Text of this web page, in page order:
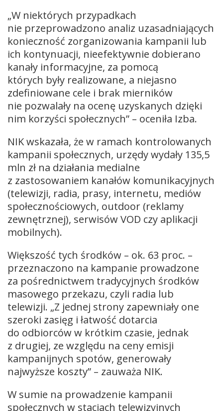
„W niektórych przypadkach
nie przeprowadzono analiz uzasadniających
konieczność zorganizowania kampanii lub
ich kontynuacji, nieefektywnie dobierano
kanały informacyjne, za pomocą
których były realizowane, a niejasno
zdefiniowane cele i brak mierników
nie pozwalały na ocenę uzyskanych dzięki
nim korzyści społecznych” – oceniła Izba.
NIK wskazała, że w ramach kontrolowanych
kampanii społecznych, urzędy wydały 135,5
mln zł na działania medialne
z zastosowaniem kanałów komunikacyjnych
(telewizji, radia, prasy, internetu, mediów
społecznościowych, outdoor (reklamy
zewnętrznej), serwisów VOD czy aplikacji
mobilnych).
Większość tych środków – ok. 63 proc. –
przeznaczono na kampanie prowadzone
za pośrednictwem tradycyjnych środków
masowego przekazu, czyli radia lub
telewizji. „Z jednej strony zapewniały one
szeroki zasięg i łatwość dotarcia
do odbiorców w krótkim czasie, jednak
z drugiej, ze względu na ceny emisji
kampanijnych spotów, generowały
najwyższe koszty” – zauważa NIK.
W sumie na prowadzenie kampanii
społecznych w stacjach telewizyjnych